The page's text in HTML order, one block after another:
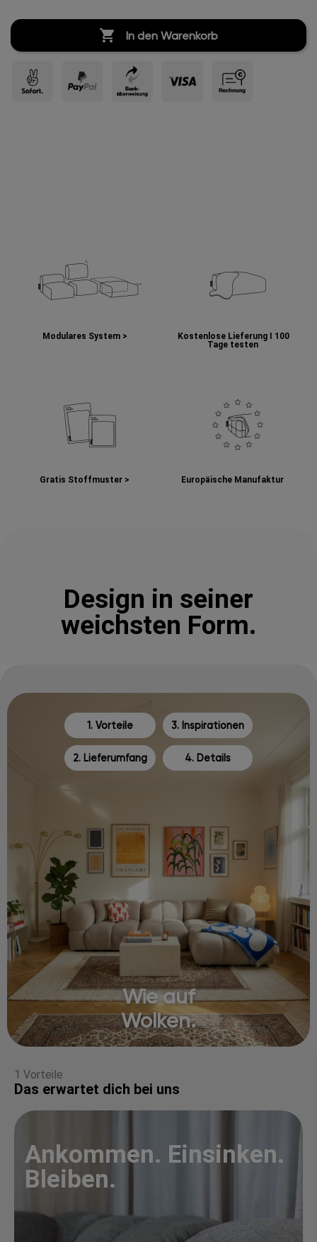
 In den Warenkorb
Modulares System > Kostenlose Lieferung I 100
Tage testen
Gratis Stoffmuster > Europäische Manufaktur
Design in seiner
weichsten Form.
1. Vorteile 3. Inspirationen
2. Lieferumfang 4. Details
Wie auf
Wolken.
1 Vorteile
Das erwartet dich bei uns
Ankommen. Einsinken.
Bleiben.